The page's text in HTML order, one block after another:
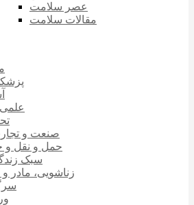
عصر سلامت
مقالات سلامت
صنعت و
حمل و نقل و
سبک
زناشویی، مادر